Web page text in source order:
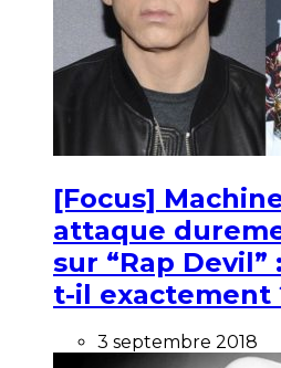
[Focus]
attaque
sur “Rap Devil”
t-il exactement
3 septembre 2018